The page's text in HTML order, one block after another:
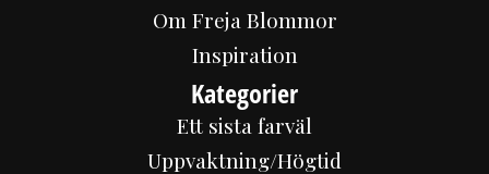
Om Freja Blommor
Inspiration
Kategorier
Ett sista farväl
Uppvaktning/Högtid